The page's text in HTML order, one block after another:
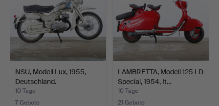
NSU, Modell Lux, 1955,
Deutschland.
10 Tage
7 Gebote
LAMBRETTA, Modell 125 LD
Special, 1954, It…
10 Tage
21 Gebote